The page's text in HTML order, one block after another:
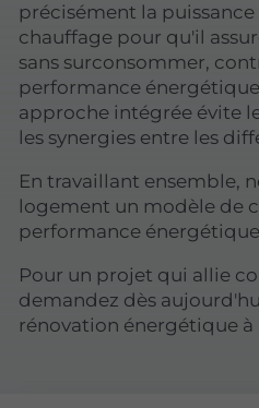
précisément la
chauffage pour qu'il
sans surconsommer,
performance
approche intégrée évite
les synergies entre les
En travaillant ensemble,
logement un modèle de
performance
Pour un projet qui allie
demandez dès
rénovation énergétique à